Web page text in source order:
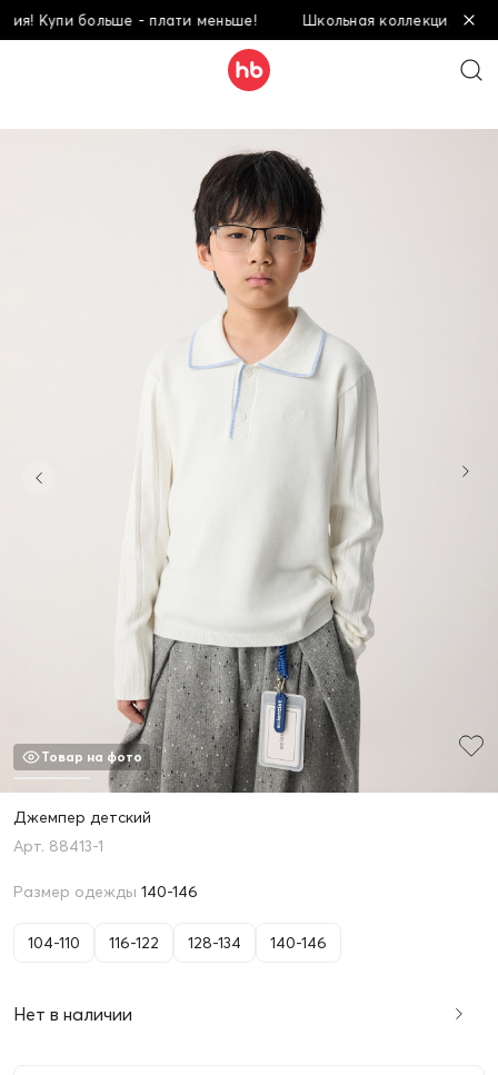
больше - плати меньше! Школьная коллекция! Купи
Джемпер детский
88413-1
Размер одежды 140-146
104-110 116-122 128-134 140-146
Нет в наличии
Товар на фото